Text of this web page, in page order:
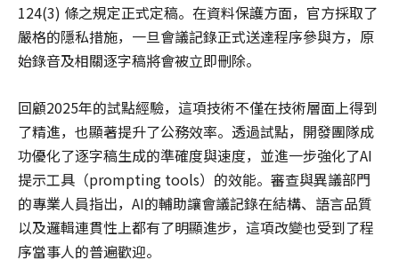
124(3) 條之規定正式定稿。在資料保護方面，官方採取了
嚴格的隱私措施，一旦會議記錄正式送達程序參與方，原
始錄音及相關逐字稿將會被立即刪除。
回顧2025年的試點經驗，這項技術不僅在技術層面上得到
了精進，也顯著提升了公務效率。透過試點，開發團隊成
功優化了逐字稿生成的準確度與速度，並進一步強化了AI
提示工具（prompting tools）的效能。審查與異議部門
的專業人員指出，AI的輔助讓會議記錄在結構、語言品質
以及邏輯連貫性上都有了明顯進步，這項改變也受到了程
序當事人的普遍歡迎。